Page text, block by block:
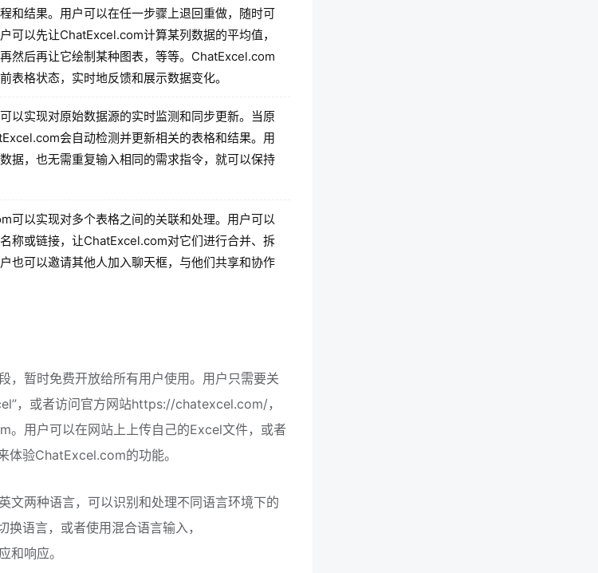
和结果。用户可以在任一步骤上退回重做，随时可
可以先让ChatExcel.com计算某列数据的平均值，
然后再让它绘制某种图表，等等。ChatExcel.com
表格状态，实时地反馈和展示数据变化。
以实现对原始数据源的实时监测和同步更新。当原
会自动检测并更新相关的表格和结果。用
据，也无需重复输入相同的需求指令，就可以保持
可以实现对多个表格之间的关联和处理。用户可以
称或链接，让ChatExcel.com对它们进行合并、拆
也可以邀请其他人加入聊天框，与他们共享和协作
，暂时免费开放给所有用户使用。用户只需要关
，或者访问官方网站https://chatexcel.com/，
。用户可以在网站上上传自己的Excel文件，或者
体验ChatExcel.com的功能。
文两种语言，可以识别和处理不同语言环境下的
语言，或者使用混合语言输入，
和响应。